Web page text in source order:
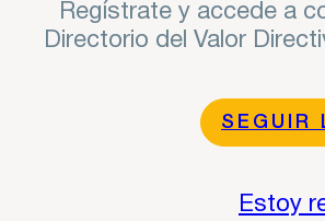
Regístrate y accede a
Directorio del Valor
SEGUIR
Estoy